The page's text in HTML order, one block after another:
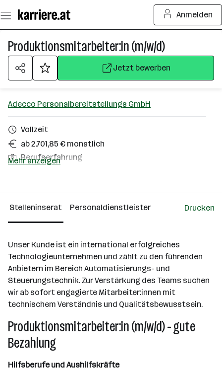
Seiteninhalt
springen
Anmelden
Produktionsmitarbeiter:in (m/w/d)
Jetzt bewerben
Adecco Personalbereitstellungs GmbH
Vollzeit
ab 2.701,85 € monatlich
Berufserfahrung
Über das Unternehmen
Wien
Mehr anzeigen
Stelleninserat Personaldienstleister Drucken
Unser Kunde ist ein international erfolgreiches
Technologieunternehmen und zählt zu den führenden
Anbietern im Bereich Automatisierungs- und
Steuerungstechnik. Zur Verstärkung des Teams suchen
wir ab sofort engagierte Mitarbeiter:innen mit
technischem Verständnis und Qualitätsbewusstsein.
Produktionsmitarbeiter:in (m/w/d) - gute
Bezahlung
Hilfsberufe und Aushilfskräfte